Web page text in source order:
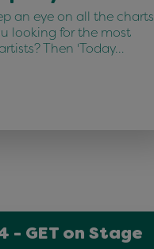
an eye on all the charts
looking for the most
Then 'Today…
- GET on Stage